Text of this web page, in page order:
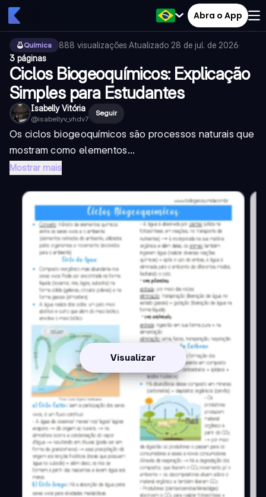
Abra o App
Química 888 visualizações·Atualizado 28 de jul. de 2026·
3 páginas
Ciclos Biogeoquímicos: Explicação
Simples para Estudantes
Isabelly Vitória
@isabellyv_vhdv7
Seguir
Os ciclos biogeoquímicos são processos naturais que
mostram como elementos...
Mostrar mais
Visualizar